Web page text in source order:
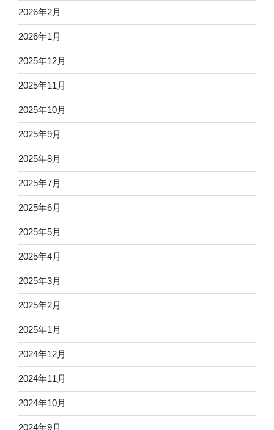
2026年2月
2026年1月
2025年12月
2025年11月
2025年10月
2025年9月
2025年8月
2025年7月
2025年6月
2025年5月
2025年4月
2025年3月
2025年2月
2025年1月
2024年12月
2024年11月
2024年10月
2024年9月